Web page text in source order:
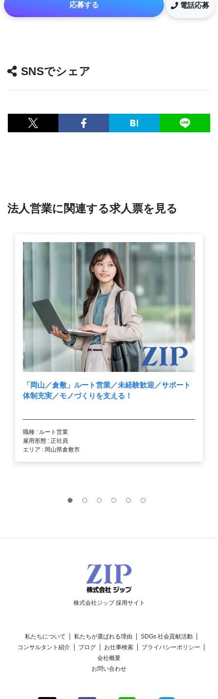
応募する 電話応募
SNSでシェア
法人営業に関連する求人票を見る
「岡山／倉敷」ルート営業／未経験歓迎／サポート
体制充実／モノづくりを支える！
職種 : ルート営業
雇用形態 : 正社員
エリア : 岡山県倉敷市
株式会社ジップ 採用サイト
私たちについて 私たちが選ばれる理由
SDGs 社会貢献活動
コンサルタント紹介
ブログ お仕事検索
プライバシーポリシー
会社概要
お問い合わせ